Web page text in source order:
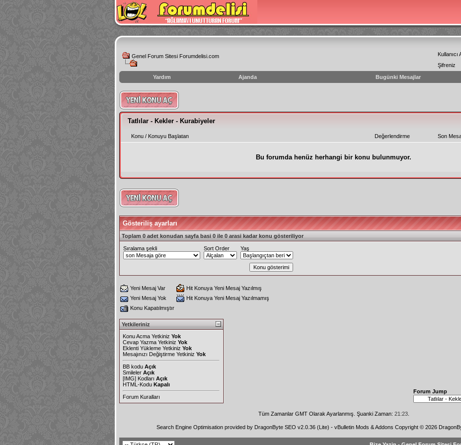
Genel Forum Sitesi Forumdelisi.com Kullanıcı
Şifreniz
Yardım
Ajanda Bugünki Mesajlar
instagram
izlenme
hilesi
Tatlılar - Kekler - Kurabiyeler
Değerlendirme
Konu / Konuyu Başlatan Son
Bu forumda henüz herhangi bir konu bulunmuyor.
Gösteriliş ayarları
Toplam 0 adet konudan sayfa basi 0 ile 0 arasi kadar konu gösteriliyor
Sıralama şekli Sort Order Yaş
Yeni Mesaj Var
Hit Konuya Yeni Mesaj Yazılmış
Yeni Mesaj Yok
Hit Konuya Yeni Mesaj Yazılmamış
Konu Kapatılmıştır
Yetkileriniz
Konu Acma Yetkiniz Yok
Cevap Yazma Yetkiniz Yok
Eklenti Yükleme Yetkiniz Yok
Mesajınızı Değiştirme Yetkiniz Yok
BB kodu Açık
Smileler Açık
[IMG] Kodları Açık
HTML-Kodu Kapalı
Forum Kuralları
Forum Jump
Tüm Zamanlar GMT Olarak Ayarlanmış. Şuanki Zaman: 21:23.
Search Engine Optimisation provided by DragonByte SEO v2.0.36 (Lite) - vBulletin Mods & Addons Copyright © 2026